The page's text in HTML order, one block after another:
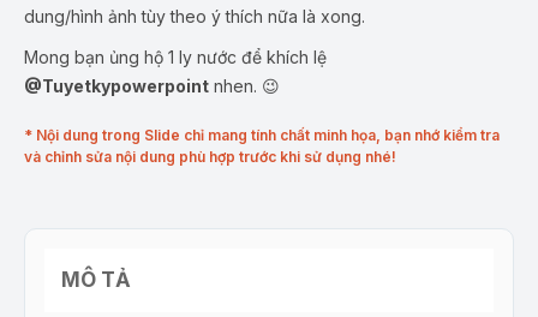
dung/hình ảnh tùy theo ý thích nữa là xong.
Mong bạn ủng hộ 1 ly nước để khích lệ
@Tuyetkypowerpoint nhen. 😉
* Nội dung trong Slide chỉ mang tính chất minh họa, bạn nhớ kiểm tra
và chỉnh sửa nội dung phù hợp trước khi sử dụng nhé!
MÔ TẢ